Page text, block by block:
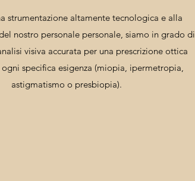
strumentazione altamente tecnologica e alla
nostro personale personale, siamo in grado di
visiva accurata per una prescrizione ottica
specifica esigenza (miopia, ipermetropia,
astigmatismo o presbiopia).